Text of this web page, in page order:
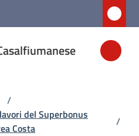
/
del Superbonus
Costa
/